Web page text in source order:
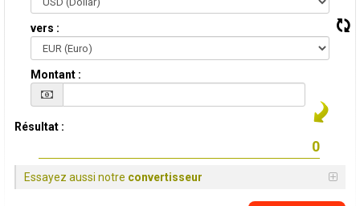
vers :
Montant :
Résultat :
Essayez aussi notre convertisseur